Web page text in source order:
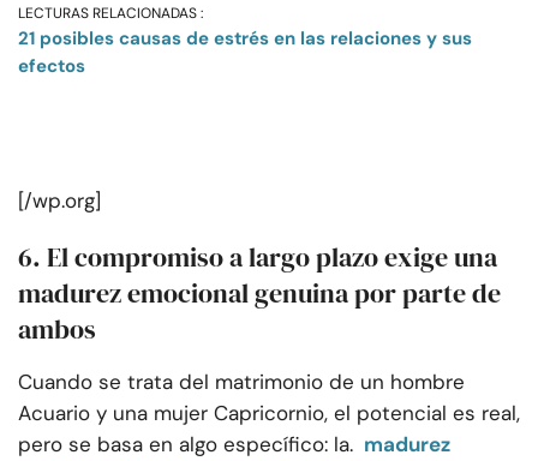
LECTURAS RELACIONADAS :
21 posibles causas de estrés en las relaciones y sus
efectos
[/wp.org]
6. El compromiso a largo plazo exige una
madurez emocional genuina por parte de
ambos
Cuando se trata del matrimonio de un hombre
Acuario y una mujer Capricornio, el potencial es real,
pero se basa en algo específico: la. madurez